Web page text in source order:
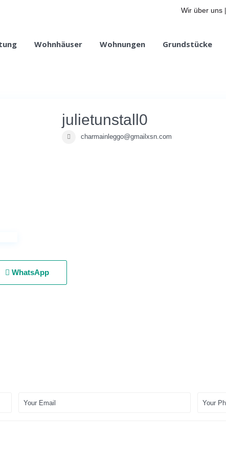
Wir über uns
Wohnhäuser Wohnungen Grundstücke
julietunstall0
charmainleggo@gmailxsn.com
WhatsApp